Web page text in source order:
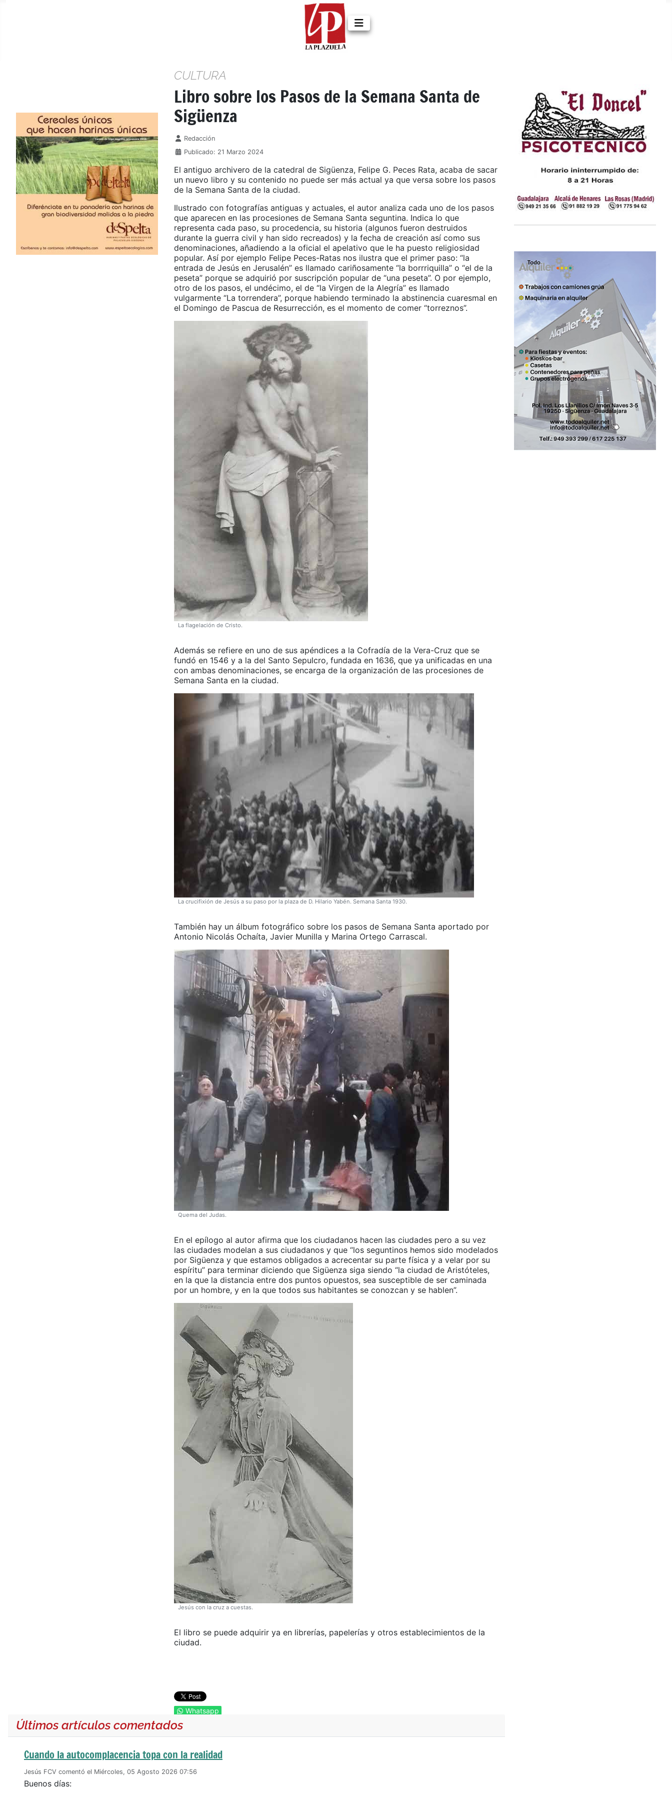
Últimos artículos comentados
Cuando la autocomplacencia topa con la realidad
Jesús FCV comentó el Miércoles, 05 Agosto 2026 07:56
Buenos días:
CULTURA
Libro sobre los Pasos de la Semana Santa de
Sigüenza
Detalles
Redacción
Publicado: 21 Marzo 2024
El antiguo archivero de la catedral de Sigüenza, Felipe G. Peces Rata, acaba de sacar
un nuevo libro y su contenido no puede ser más actual ya que versa sobre los pasos
de la Semana Santa de la ciudad.
Ilustrado con fotografías antiguas y actuales, el autor analiza cada uno de los pasos
que aparecen en las procesiones de Semana Santa seguntina. Indica lo que
representa cada paso, su procedencia, su historia (algunos fueron destruidos
durante la guerra civil y han sido recreados) y la fecha de creación así como sus
denominaciones, añadiendo a la oficial el apelativo que le ha puesto religiosidad
popular. Así por ejemplo Felipe Peces-Ratas nos ilustra que el primer paso: “la
entrada de Jesús en Jerusalén” es llamado cariñosamente “la borrriquilla” o “el de la
peseta” porque se adquirió por suscripción popular de “una peseta”. O por ejemplo,
otro de los pasos, el undécimo, el de “la Virgen de la Alegría” es llamado
vulgarmente “La torrendera”, porque habiendo terminado la abstinencia cuaresmal en
el Domingo de Pascua de Resurrección, es el momento de comer “torreznos”.
La flagelación de Cristo.
Además se refiere en uno de sus apéndices a la Cofradía de la Vera-Cruz que se
fundó en 1546 y a la del Santo Sepulcro, fundada en 1636, que ya unificadas en una
con ambas denominaciones, se encarga de la organización de las procesiones de
Semana Santa en la ciudad.
La crucifixión de Jesús a su paso por la plaza de D. Hilario Yabén. Semana Santa 1930.
También hay un álbum fotográfico sobre los pasos de Semana Santa aportado por
Antonio Nicolás Ochaíta, Javier Munilla y Marina Ortego Carrascal.
Quema del Judas.
En el epílogo al autor afirma que los ciudadanos hacen las ciudades pero a su vez
las ciudades modelan a sus ciudadanos y que “los seguntinos hemos sido modelados
por Sigüenza y que estamos obligados a acrecentar su parte física y a velar por su
espíritu” para terminar diciendo que Sigüenza siga siendo “la ciudad de Aristóteles,
en la que la distancia entre dos puntos opuestos, sea susceptible de ser caminada
por un hombre, y en la que todos sus habitantes se conozcan y se hablen”.
Jesús con la cruz a cuestas.
El libro se puede adquirir ya en librerías, papelerías y otros establecimientos de la
ciudad.
Whatsapp